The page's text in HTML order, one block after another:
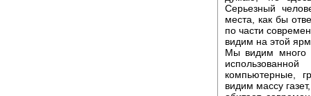
Серьезный
места, как бы
по части
видим на этой
Мы видим много
компьютерные,
видим массу